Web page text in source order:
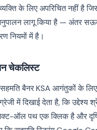
के लिए अपरिचित नहीं है
लागू किया है — अंतर
नियमों में है।
चेकलिस्ट
बैनर KSA आगंतुकों के
में दिखाई देता है, कि उद्देश्य
ऑल पथ एक क्लिक है और